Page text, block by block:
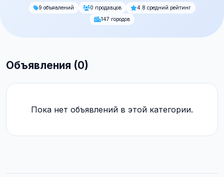
9 объявлений 0 продавцов
4.8 средний рейтинг
147 городов
Объявления (0)
Пока нет объявлений в этой категории.